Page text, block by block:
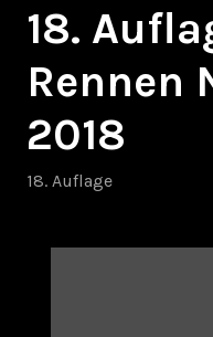
18.
Rennen
2018
18. Auflage